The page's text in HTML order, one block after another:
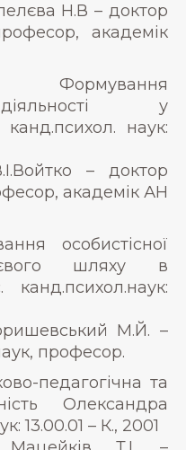
Н.В – доктор
академік
Формування
у
наук:
– доктор
академік АН
особистісної
шляху в
М.Й. –
професор.
педагогічна та
Олександра
13.00.01 – К., 2001